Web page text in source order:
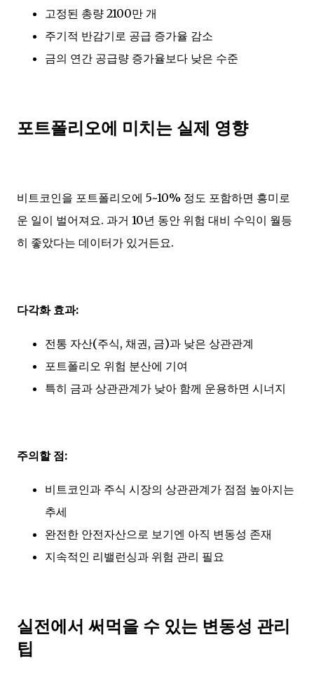
고정된 총량 2100만 개
주기적 반감기로 공급 증가율 감소
금의 연간 공급량 증가율보다 낮은 수준
포트폴리오에 미치는 실제 영향
비트코인을 포트폴리오에 5~10% 정도 포함하면 흥미로
운 일이 벌어져요. 과거 10년 동안 위험 대비 수익이 월등
히 좋았다는 데이터가 있거든요.
다각화 효과:
전통 자산(주식, 채권, 금)과 낮은 상관관계
포트폴리오 위험 분산에 기여
특히 금과 상관관계가 낮아 함께 운용하면 시너지
주의할 점:
비트코인과 주식 시장의 상관관계가 점점 높아지는
추세
완전한 안전자산으로 보기엔 아직 변동성 존재
지속적인 리밸런싱과 위험 관리 필요
실전에서 써먹을 수 있는 변동성 관리
팁